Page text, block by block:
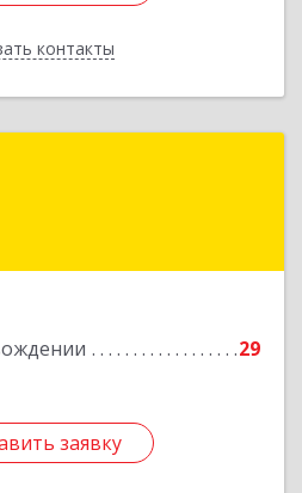
контакты
Назад
29
заявку
обл, Сосновый Бор г,
заявку